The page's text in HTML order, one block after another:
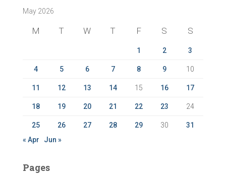
h
May 2026
M T W T F S S
1 2 3
4 5 6 7 8 9 10
11 12 13 14 15 16 17
18 19 20 21 22 23 24
25 26 27 28 29 30
31
« Apr
Jun »
Pages